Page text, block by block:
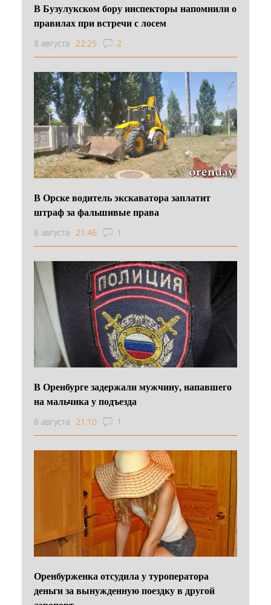
В Бузулукском бору инспекторы напомнили о
правилах при встречи с лосем
8 августа 22:25 2
В Орске водитель экскаватора заплатит
штраф за фальшивые права
8 августа 21:46 1
В Оренбурге задержали мужчину, напавшего
на мальчика у подъезда
8 августа 21:10 1
Оренбурженка отсудила у туроператора
деньги за вынужденную поездку в другой